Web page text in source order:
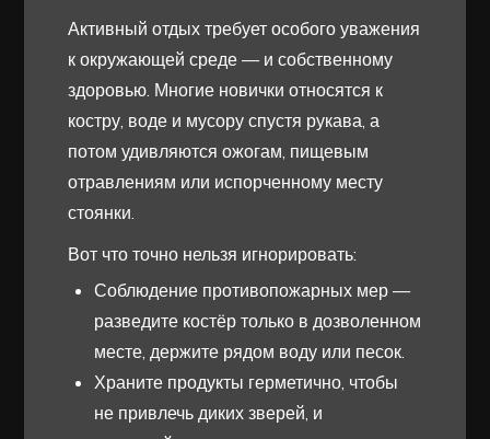
Активный отдых требует особого уважения
к окружающей среде — и собственному
здоровью. Многие новички относятся к
костру, воде и мусору спустя рукава, а
потом удивляются ожогам, пищевым
отравлениям или испорченному месту
стоянки.
Вот что точно нельзя игнорировать:
Соблюдение противопожарных мер —
разведите костёр только в дозволенном
месте, держите рядом воду или песок.
Храните продукты герметично, чтобы
не привлечь диких зверей, и